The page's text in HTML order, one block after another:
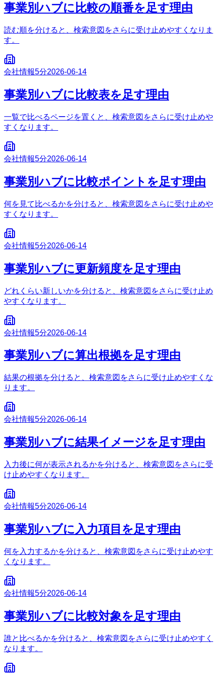
事業別ハブに比較の順番を足す理由
読む順を分けると、検索意図をさらに受け止めやすくなりま
す。
会社情報5分2026-06-14
事業別ハブに比較表を足す理由
一覧で比べるページを置くと、検索意図をさらに受け止めや
すくなります。
会社情報5分2026-06-14
事業別ハブに比較ポイントを足す理由
何を見て比べるかを分けると、検索意図をさらに受け止めや
すくなります。
会社情報5分2026-06-14
事業別ハブに更新頻度を足す理由
どれくらい新しいかを分けると、検索意図をさらに受け止め
やすくなります。
会社情報5分2026-06-14
事業別ハブに算出根拠を足す理由
結果の根拠を分けると、検索意図をさらに受け止めやすくな
ります。
会社情報5分2026-06-14
事業別ハブに結果イメージを足す理由
入力後に何が表示されるかを分けると、検索意図をさらに受
け止めやすくなります。
会社情報5分2026-06-14
事業別ハブに入力項目を足す理由
何を入力するかを分けると、検索意図をさらに受け止めやす
くなります。
会社情報5分2026-06-14
事業別ハブに比較対象を足す理由
誰と比べるかを分けると、検索意図をさらに受け止めやすく
なります。